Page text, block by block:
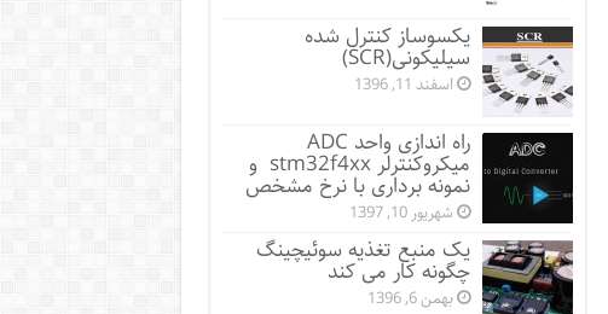
یکسوساز کنترل شده
سیلیکونی(SCR)
اسفند 11, 1396
راه اندازی واحد ADC
میکروکنترلر stm32f4xx و
نمونه برداری با نرخ مشخص
شهریور 10, 1397
یک منبع تغذیه سوئیچینگ
چگونه کار می کند
بهمن 6, 1396